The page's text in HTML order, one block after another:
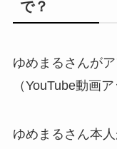
で？
ゆめまるさんが
（YouTube動画ア
ゆめまるさん本